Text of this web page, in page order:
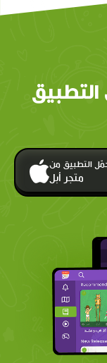
التطبيق من
متجر أبل